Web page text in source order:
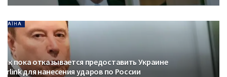
пока отказывается предоставить Украине
для нанесения ударов по России